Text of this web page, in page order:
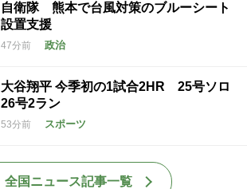
自衛隊 熊本で台風対策のブルーシート
設置支援
47分前 政治
大谷翔平 今季初の1試合2HR 25号ソロ
26号2ラン
53分前 スポーツ
全国ニュース記事一覧